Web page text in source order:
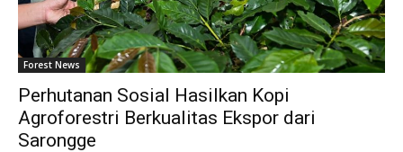
Forest News
Perhutanan Sosial Hasilkan Kopi
Agroforestri Berkualitas Ekspor dari
Sarongge